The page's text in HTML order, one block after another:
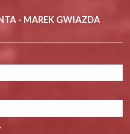
- MAREK GWIAZDA